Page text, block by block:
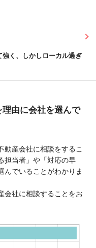
く、しかしローカル過ぎ
由に会社を選んで
動産会社に相談をするこ
担当者」や「対応の早
んでいることがわかりま
会社に相談することをお